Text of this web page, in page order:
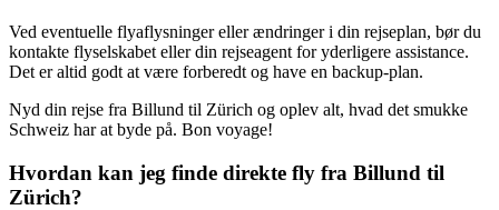
Ved eventuelle flyaflysninger eller ændringer i din rejseplan, bør du
kontakte flyselskabet eller din rejseagent for yderligere assistance.
Det er altid godt at være forberedt og have en backup-plan.
Nyd din rejse fra Billund til Zürich og oplev alt, hvad det smukke
Schweiz har at byde på. Bon voyage!
Hvordan kan jeg finde direkte fly fra Billund til
Zürich?